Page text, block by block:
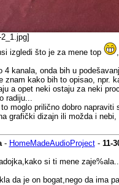
izgledi što je za mene top
4 kanala, onda bih u
znam kako bih to opisao, npr.
a opet neki ostaju za neki
radiju...
moglo prilično dobro
grafički dizajn ili možda i nebi,
- HomeMadeAudioProject- 11-
si ti mene
da je on bogat,nego da ima